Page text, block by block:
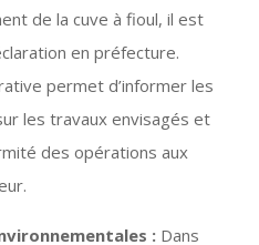
de la cuve à fioul, il est
en préfecture.
permet d’informer les
les travaux envisagés et
des opérations aux
:Dans